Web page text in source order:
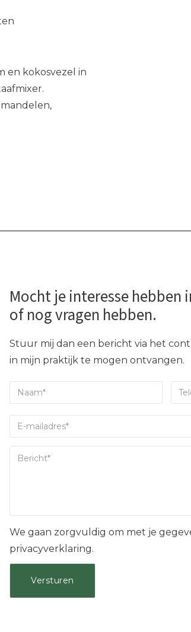
en kokosvezel in
Mocht je interesse hebben
of nog vragen hebben.
Stuur mij dan een bericht via het
in mijn praktijk te mogen ontvangen.
We gaan zorgvuldig om met je
privacyverklaring.